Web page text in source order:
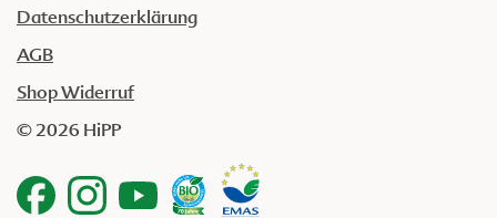
Datenschutzerklärung
AGB
Shop Widerruf
© 2026 HiPP